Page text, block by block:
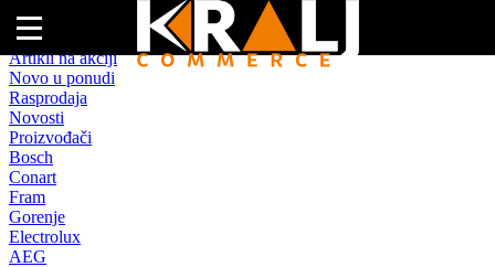
Naslovna
Artikli na akciji
Novo u ponudi
Rasprodaja
Novosti
Proizvođači
Bosch
Conart
Fram
Gorenje
Electrolux
AEG